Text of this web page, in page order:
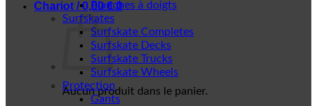
Chariot /0,00€ 0
Aucun produit dans le panier.
Planches à doigts
Surfskates
Surfskate Completes
Surfskate Decks
Surfskate Trucks
Surfskate Wheels
Protection
Gants